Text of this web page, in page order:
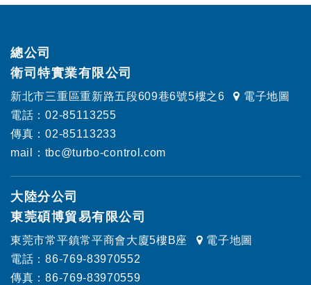
總公司
衛司特實業有限公司
新北市三重區重新路五段609巷6號5樓之6
電子地圖
電話：02-85113255
傳真：02-85113233
mail：tbc@turbo-control.com
大陸分公司
東莞碩博貿易有限公司
東莞市常平鎮常平商會大廈5樓B座
電子地圖
電話：86-769-83970552
傳真：86-769-83970559